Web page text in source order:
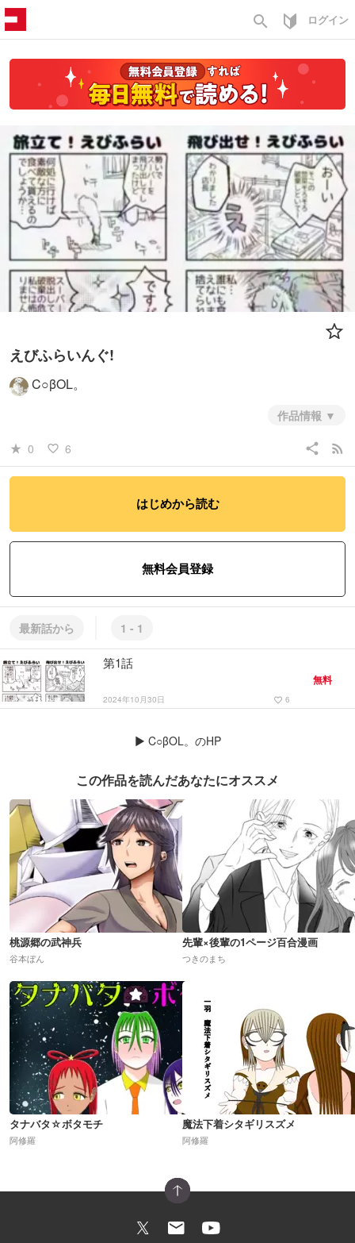
search ログイン
えびふらいんぐ!
C○βOL。
作品情報
star_rate 0 favorite_border 6 share rss_feed
はじめから読む
無料会員登録
最新話から 1 - 1
第1話
2024年10月30日 favorite_border 6
無料
▶ C○βOL。のHP
この作品を読んだあなたにオススメ
桃源郷の武神兵
谷本ぼん
先輩×後輩の1ページ百合漫画
つきのまち
タナバタ☆ボタモチ
阿修羅
魔法下着シタギリスズメ
阿修羅